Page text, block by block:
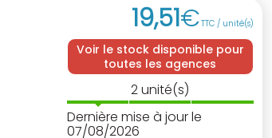
19,51€TTC / unité(s)
Voir le stock disponible pour
toutes les agences
2unité(s)
Dernière mise à jour le
07/08/2026